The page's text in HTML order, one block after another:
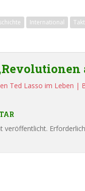
International
Ted Lasso im Leben |
veröffentlicht.